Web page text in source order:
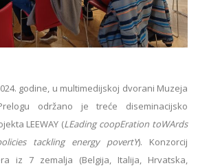
godine, u multimedijskoj dvorani Muzeja
održano je treće diseminacijsko
LEEWAY (LEading coopEration toWArds
tackling energy povertY). Konzorcij
iz 7 zemalja (Belgija, Italija, Hrvatska,